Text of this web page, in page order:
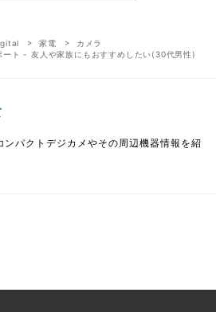
家電
カメラ
ート - 友人や家族にもおすすめしたい(30代男性)
ンパクトデジカメやその周辺機器情報を紹